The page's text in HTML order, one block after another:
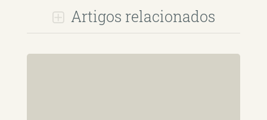
Artigos relacionados